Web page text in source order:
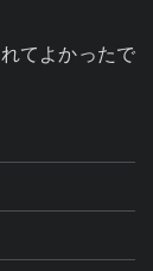
てよかったで